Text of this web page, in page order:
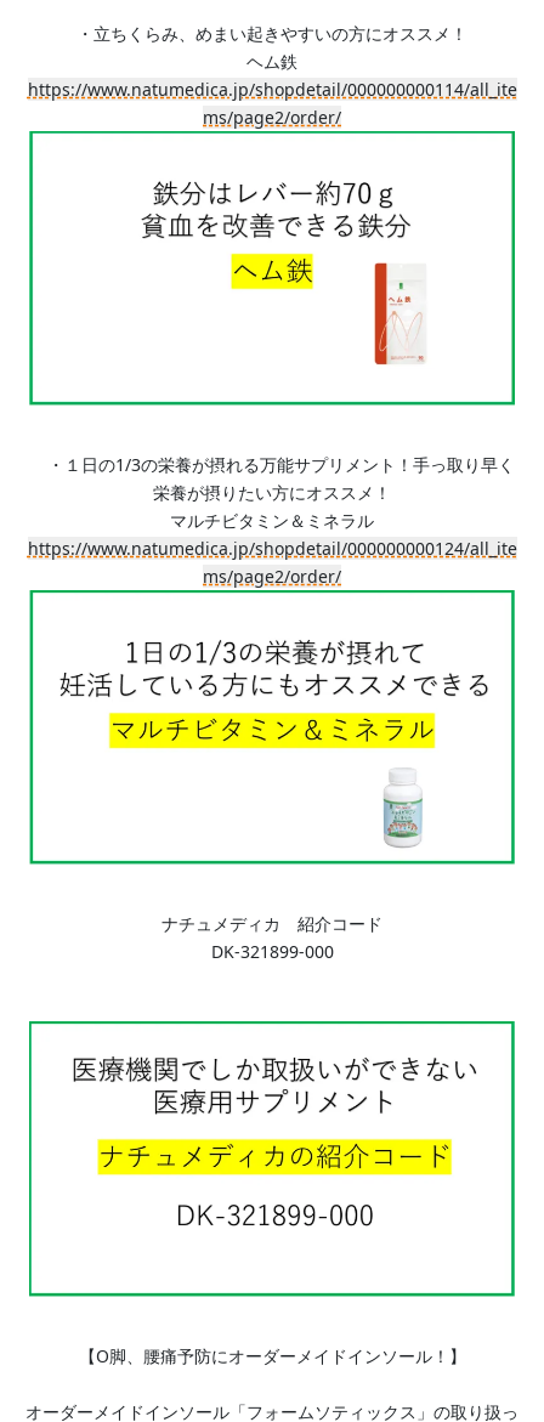
・立ちくらみ、めまい起きやすいの方にオススメ！
ヘム鉄
https://www.natumedica.jp/shopdetail/000000000114/all_ite
ms/page2/order/
・１日の1/3の栄養が摂れる万能サプリメント！手っ取り早く
栄養が摂りたい方にオススメ！
マルチビタミン＆ミネラル
https://www.natumedica.jp/shopdetail/000000000124/all_ite
ms/page2/order/
ナチュメディカ 紹介コード
DK-321899-000
【O脚、腰痛予防にオーダーメイドインソール！】
オーダーメイドインソール「フォームソティックス」の取り扱っ